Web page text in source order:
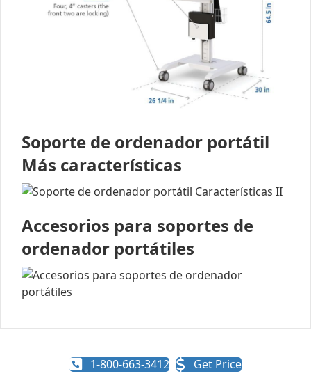
Soporte de ordenador portátil
Más características
Accesorios para soportes de
ordenador portátiles
1-800-663-3412 Get Price